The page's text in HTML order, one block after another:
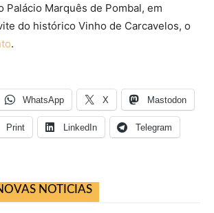
Palácio Marquês de Pombal, em
do histórico Vinho de Carcavelos, o
.
WhatsApp X Mastodon
Print LinkedIn Telegram
NOTICIAS